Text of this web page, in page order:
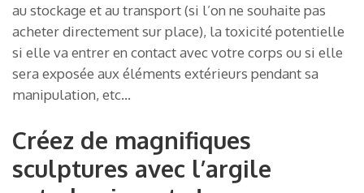
au stockage et au transport (si l’on ne souhaite pas
acheter directement sur place), la toxicité potentielle
si elle va entrer en contact avec votre corps ou si elle
sera exposée aux éléments extérieurs pendant sa
manipulation, etc…
Créez de magnifiques
sculptures avec l’argile